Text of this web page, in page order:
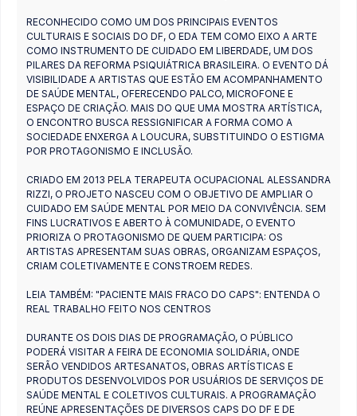
RECONHECIDO COMO UM DOS PRINCIPAIS EVENTOS
CULTURAIS E SOCIAIS DO DF, O EDA TEM COMO EIXO A ARTE
COMO INSTRUMENTO DE CUIDADO EM LIBERDADE, UM DOS
PILARES DA REFORMA PSIQUIÁTRICA BRASILEIRA. O EVENTO DÁ
VISIBILIDADE A ARTISTAS QUE ESTÃO EM ACOMPANHAMENTO
DE SAÚDE MENTAL, OFERECENDO PALCO, MICROFONE E
ESPAÇO DE CRIAÇÃO. MAIS DO QUE UMA MOSTRA ARTÍSTICA,
O ENCONTRO BUSCA RESSIGNIFICAR A FORMA COMO A
SOCIEDADE ENXERGA A LOUCURA, SUBSTITUINDO O ESTIGMA
POR PROTAGONISMO E INCLUSÃO.
CRIADO EM 2013 PELA TERAPEUTA OCUPACIONAL ALESSANDRA
RIZZI, O PROJETO NASCEU COM O OBJETIVO DE AMPLIAR O
CUIDADO EM SAÚDE MENTAL POR MEIO DA CONVIVÊNCIA. SEM
FINS LUCRATIVOS E ABERTO À COMUNIDADE, O EVENTO
PRIORIZA O PROTAGONISMO DE QUEM PARTICIPA: OS
ARTISTAS APRESENTAM SUAS OBRAS, ORGANIZAM ESPAÇOS,
CRIAM COLETIVAMENTE E CONSTROEM REDES.
LEIA TAMBÉM: "PACIENTE MAIS FRACO DO CAPS": ENTENDA O
REAL TRABALHO FEITO NOS CENTROS
DURANTE OS DOIS DIAS DE PROGRAMAÇÃO, O PÚBLICO
PODERÁ VISITAR A FEIRA DE ECONOMIA SOLIDÁRIA, ONDE
SERÃO VENDIDOS ARTESANATOS, OBRAS ARTÍSTICAS E
PRODUTOS DESENVOLVIDOS POR USUÁRIOS DE SERVIÇOS DE
SAÚDE MENTAL E COLETIVOS CULTURAIS. A PROGRAMAÇÃO
REÚNE APRESENTAÇÕES DE DIVERSOS CAPS DO DF E DE